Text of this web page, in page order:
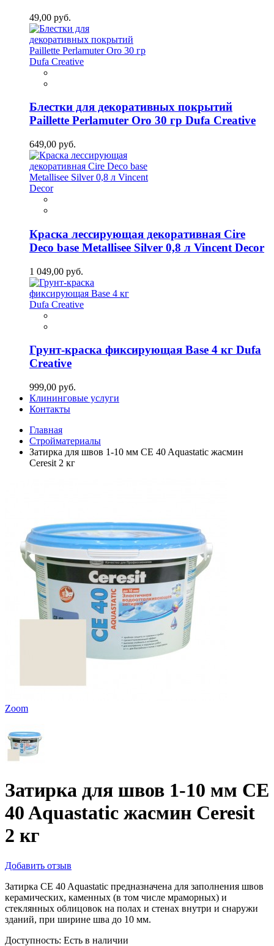
49,00 руб.
Блестки для декоративных покрытий
Paillette Perlamuter Oro 30 гр Dufa Creative
649,00 руб.
Краска лессирующая декоративная Cire
Deco base Metallisee Silver 0,8 л Vincent Decor
1 049,00 руб.
Грунт-краска фиксирующая Base 4 кг Dufa
Creative
999,00 руб.
Клининговые услуги
Контакты
Главная
Стройматериалы
Затирка для швов 1-10 мм CE 40 Aquastatic жасмин
Ceresit 2 кг
Zoom
Затирка для швов 1-10 мм CE
40 Aquastatic жасмин Ceresit
2 кг
Добавить отзыв
Затирка CE 40 Aquastatic предназначена для заполнения швов
керамических, каменных (в том числе мраморных) и
стеклянных облицовок на полах и стенах внутри и снаружи
зданий, при ширине шва до 10 мм.
Доступность: Есть в наличии